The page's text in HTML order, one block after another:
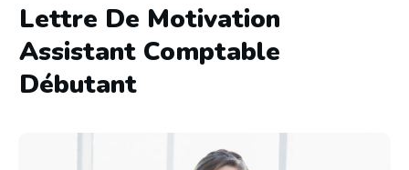
Lettre De Motivation
Assistant Comptable
Débutant